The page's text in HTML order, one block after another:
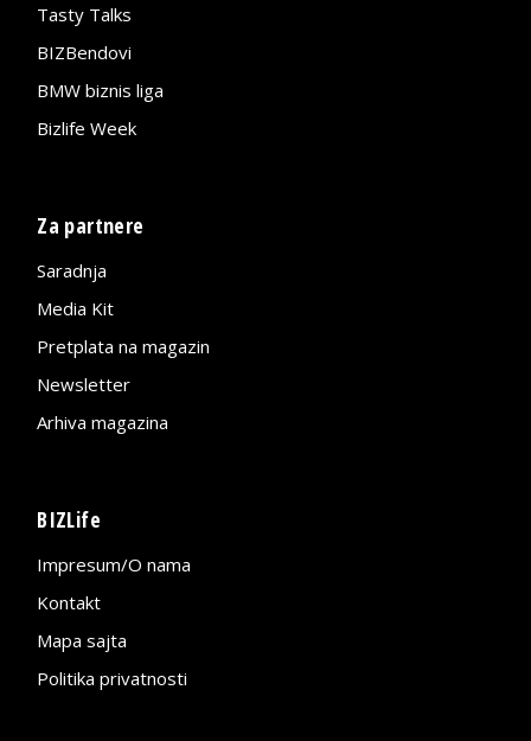
Tasty Talks
BIZBendovi
BMW biznis liga
Bizlife Week
Za partnere
Saradnja
Media Kit
Pretplata na magazin
Newsletter
Arhiva magazina
BIZLife
Impresum/O nama
Kontakt
Mapa sajta
Politika privatnosti